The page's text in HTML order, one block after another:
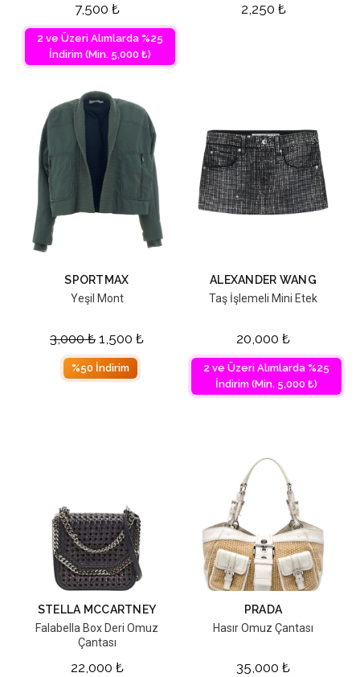
7,500 ₺
2 ve Üzeri Alımlarda %25
İndirim (Min. 5,000 ₺)
2,250 ₺
SPORTMAX
Yeşil Mont
3,000₺ 1,500 ₺
%50 İndirim
ALEXANDER WANG
Taş İşlemeli Mini Etek
20,000 ₺
2 ve Üzeri Alımlarda %25
İndirim (Min. 5,000 ₺)
STELLA MCCARTNEY
Falabella Box Deri Omuz
Çantası
22,000 ₺
PRADA
Hasır Omuz Çantası
35,000 ₺